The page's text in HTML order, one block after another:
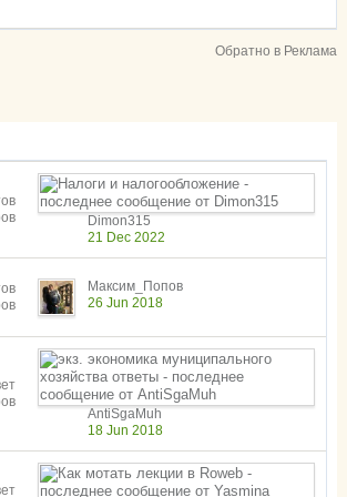
Обратно в Реклама
Dimon315
21 Dec 2022
Максим_Попов
26 Jun 2018
AntiSgaMuh
18 Jun 2018